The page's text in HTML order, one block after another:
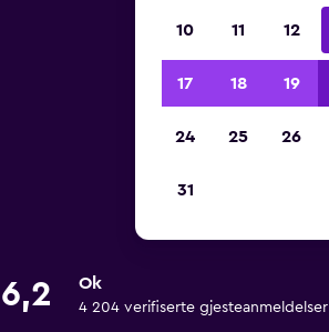
6,2 Ok
4 204 verifiserte gjesteanmeldelser
10 11 12
17 18 19
24 25 26
31